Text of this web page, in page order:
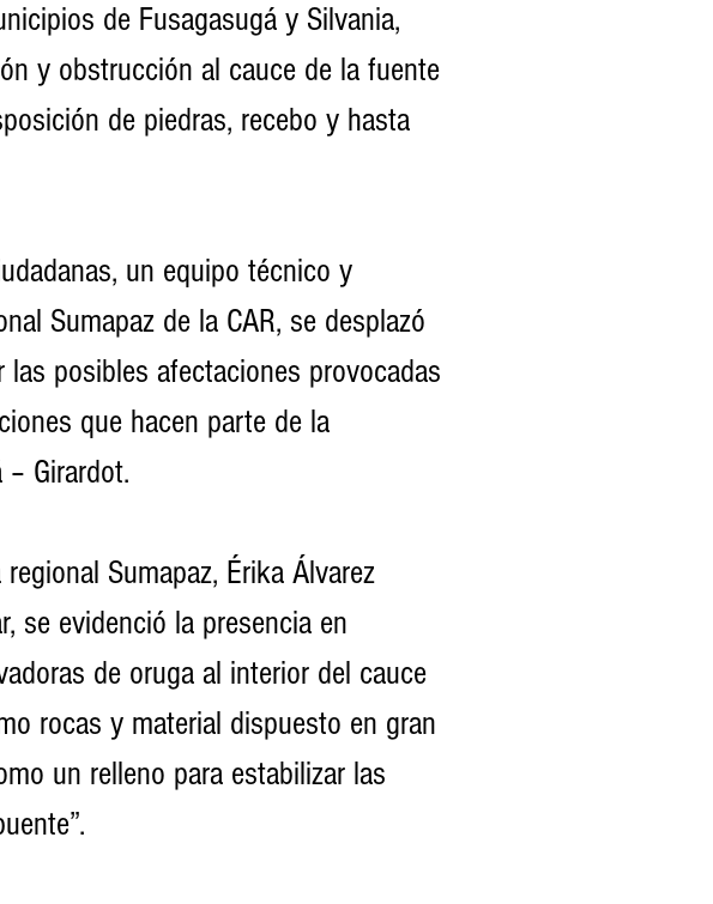
de Fusagasugá y Silvania,
y obstrucción al cauce de la fuente
de piedras, recebo y hasta
un equipo técnico y
Sumapaz de la CAR, se desplazó
posibles afectaciones provocadas
que hacen parte de la
Girardot.
Sumapaz, Érika Álvarez
se evidenció la presencia en
de oruga al interior del cauce
rocas y material dispuesto en gran
un relleno para estabilizar las